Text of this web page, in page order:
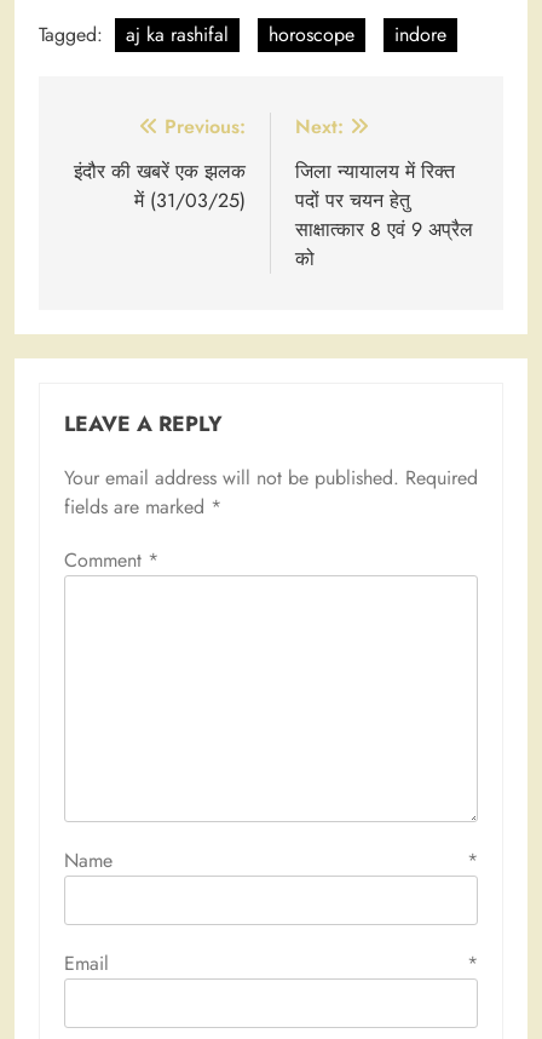
Tagged: aj ka rashifal horoscope indore
navigation
Previous:
इंदौर की खबरें एक झलक
में (31/03/25)
Next:
जिला न्यायालय में रिक्त
पदों पर चयन हेतु
साक्षात्कार 8 एवं 9 अप्रैल
को
LEAVE A REPLY
Your email address will not be published. Required
fields are marked *
Comment *
Name *
Email *